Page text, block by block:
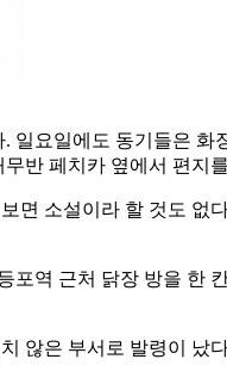
일요일에도 동기들은 화
반 페치카 옆에서 편지
면 소설이라 할 것도 없
역 근처 닭장 방을 한
않은 부서로 발령이 났